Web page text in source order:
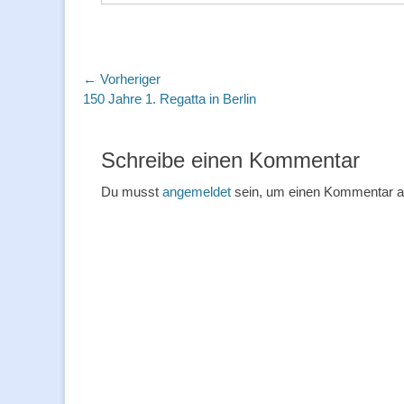
Beitragsnavigation
← Vorheriger
Vorheriger
150 Jahre 1. Regatta in Berlin
Schreibe einen Kommentar
Du musst angemeldet sein, um einen Kommentar